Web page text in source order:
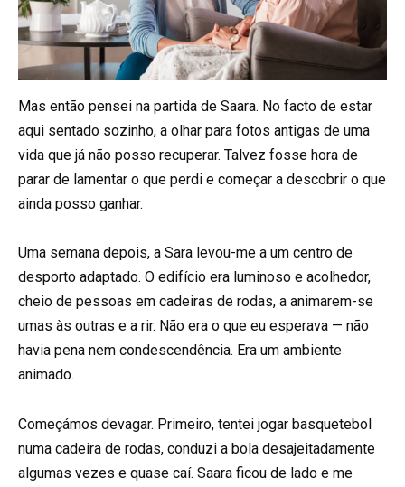
Mas então pensei na partida de Saara. No facto de estar
aqui sentado sozinho, a olhar para fotos antigas de uma
vida que já não posso recuperar. Talvez fosse hora de
parar de lamentar o que perdi e começar a descobrir o que
ainda posso ganhar.
Uma semana depois, a Sara levou-me a um centro de
desporto adaptado. O edifício era luminoso e acolhedor,
cheio de pessoas em cadeiras de rodas, a animarem-se
umas às outras e a rir. Não era o que eu esperava — não
havia pena nem condescendência. Era um ambiente
animado.
Começámos devagar. Primeiro, tentei jogar basquetebol
numa cadeira de rodas, conduzi a bola desajeitadamente
algumas vezes e quase caí. Saara ficou de lado e me